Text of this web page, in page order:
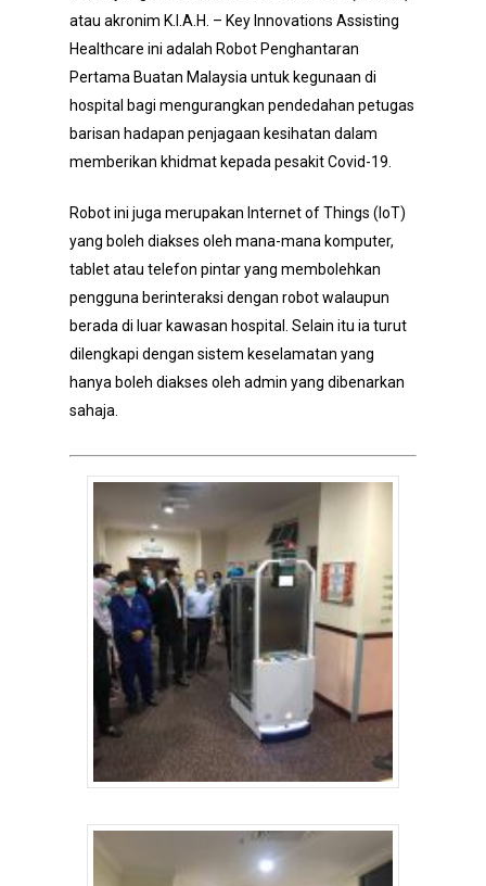
atau akronim K.I.A.H. – Key Innovations Assisting
Healthcare ini adalah Robot Penghantaran
Pertama Buatan Malaysia untuk kegunaan di
hospital bagi mengurangkan pendedahan petugas
barisan hadapan penjagaan kesihatan dalam
memberikan khidmat kepada pesakit Covid-19.
Robot ini juga merupakan Internet of Things (IoT)
yang boleh diakses oleh mana-mana komputer,
tablet atau telefon pintar yang membolehkan
pengguna berinteraksi dengan robot walaupun
berada di luar kawasan hospital. Selain itu ia turut
dilengkapi dengan sistem keselamatan yang
hanya boleh diakses oleh admin yang dibenarkan
sahaja.